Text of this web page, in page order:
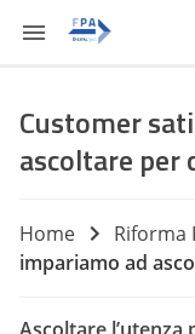
Customer
ascoltare per
Home Riforma
impariamo ad